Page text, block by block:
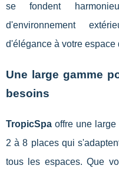
se fondent
d'environnement
d'élégance à votre espace
Une large gamme
besoins
TropicSpa offre une
2 à 8 places qui
tous les espaces. Que